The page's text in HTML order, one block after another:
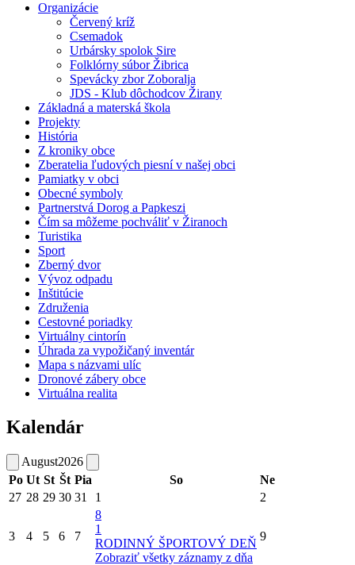
Organizácie
Červený kríž
Csemadok
Urbársky spolok Sire
Folklórny súbor Žibrica
Spevácky zbor Zoboralja
JDS - Klub dôchodcov Žirany
Základná a materská škola
Projekty
História
Z kroniky obce
Zberatelia ľudových piesní v našej obci
Pamiatky v obci
Obecné symboly
Partnerstvá Dorog a Papkeszi
Čím sa môžeme pochváliť v Žiranoch
Turistika
Sport
Zberný dvor
Vývoz odpadu
Inštitúcie
Združenia
Cestovné poriadky
Virtuálny cintorín
Úhrada za vypožičaný inventár
Mapa s názvami ulíc
Dronové zábery obce
Virtuálna realita
Kalendár
August2026
Po Ut St Št Pia So
Ne
27 28 29 30 31 1 2
3 4 5 6 7
8
1
RODINNÝ ŠPORTOVÝ DEŇ
Zobraziť všetky záznamy z dňa
9